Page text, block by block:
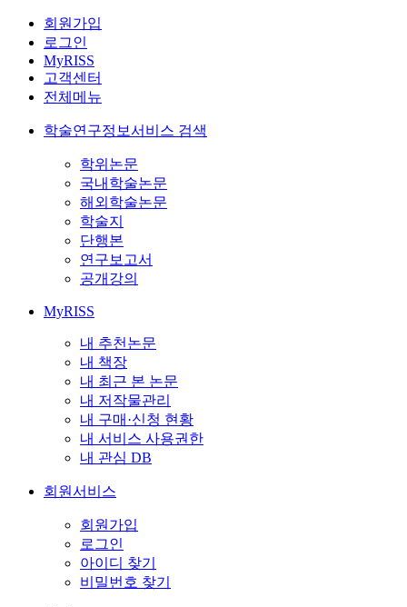
회원가입
로그인
MyRISS
고객센터
전체메뉴
학술연구정보서비스 검색
학위논문
국내학술논문
해외학술논문
학술지
단행본
연구보고서
공개강의
MyRISS
내 추천논문
내 책장
내 최근 본 논문
내 저작물관리
내 구매·신청 현황
내 서비스 사용권한
내 관심 DB
회원서비스
회원가입
로그인
아이디 찾기
비밀번호 찾기